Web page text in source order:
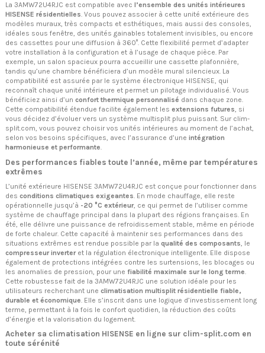
La 3AMW72U4RJC est compatible avec l’ensemble des unités intérieures
HISENSE résidentielles. Vous pouvez associer à cette unité extérieure des
modèles muraux, très compacts et esthétiques, mais aussi des consoles,
idéales sous fenêtre, des unités gainables totalement invisibles, ou encore
des cassettes pour une diffusion à 360°. Cette flexibilité permet d’adapter
votre installation à la configuration et à l’usage de chaque pièce. Par
exemple, un salon spacieux pourra accueillir une cassette plafonnière,
tandis qu’une chambre bénéficiera d’un modèle mural silencieux. La
compatibilité est assurée par le système électronique HISENSE, qui
reconnaît chaque unité intérieure et permet un pilotage individualisé. Vous
bénéficiez ainsi d’un confort thermique personnalisé dans chaque zone.
Cette compatibilité étendue facilite également les extensions futures, si
vous décidez d’évoluer vers un système multisplit plus puissant. Sur clim-
split.com, vous pouvez choisir vos unités intérieures au moment de l’achat,
selon vos besoins spécifiques, avec l’assurance d’une intégration
harmonieuse et performante.
Des performances fiables toute l’année, même par températures
extrêmes
L’unité extérieure HISENSE 3AMW72U4RJC est conçue pour fonctionner dans
des conditions climatiques exigeantes . En mode chauffage, elle reste
opérationnelle jusqu’à -20 °C extérieur, ce qui permet de l’utiliser comme
système de chauffage principal dans la plupart des régions françaises. En
été, elle délivre une puissance de refroidissement stable, même en période
de forte chaleur. Cette capacité à maintenir ses performances dans des
situations extrêmes est rendue possible par la qualité des composants , le
compresseur inverteret la régulation électronique intelligente. Elle dispose
également de protections intégrées contre les surtensions, les blocages ou
les anomalies de pression, pour une fiabilité maximale sur le long terme
Cette robustesse fait de la 3AMW72U4RJC une solution idéale pour les
utilisateurs recherchant une climatisation multisplit résidentielle fiable,
durable et économique . Elle s’inscrit dans une logique d’investissement long
terme, permettant à la fois le confort quotidien, la réduction des coûts
d’énergie et la valorisation du logement.
Acheter sa climatisation HISENSE en ligne sur clim-split.com en
toute sérénité